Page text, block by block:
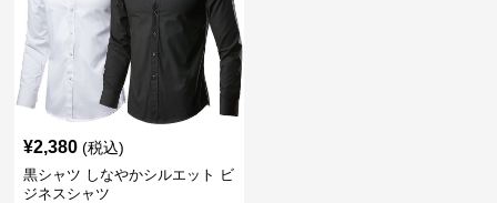
¥2,380 (税込)
黒シャツ しなやかシルエット ビ
ジネスシャツ